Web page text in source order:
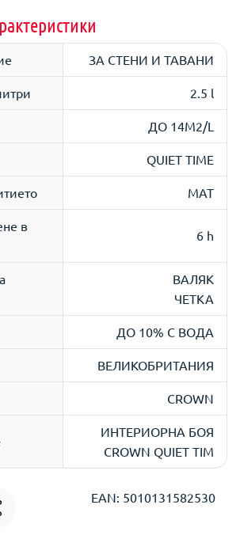
ЗА СТЕНИ И ТАВАНИ
2.5 l
ДО 14M2/L
QUIET TIME
МАТ
в
6 h
ВАЛЯК
ЧЕТКА
ДО 10% С ВОДА
ВЕЛИКОБРИТАНИЯ
CROWN
ИНТЕРИОРНA БОЯ
CROWN QUIET TIM
EAN: 5010131582530